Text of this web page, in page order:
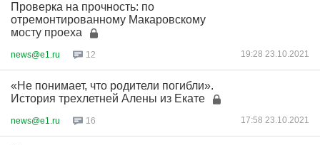
Проверка на прочность: по
отремонтированному Макаровскому
мосту проеха
news@e1.ru 12 19:28 23.10.2021
«Не понимает, что родители погибли».
История трехлетней Алены из Екате
news@e1.ru 16 17:58 23.10.2021